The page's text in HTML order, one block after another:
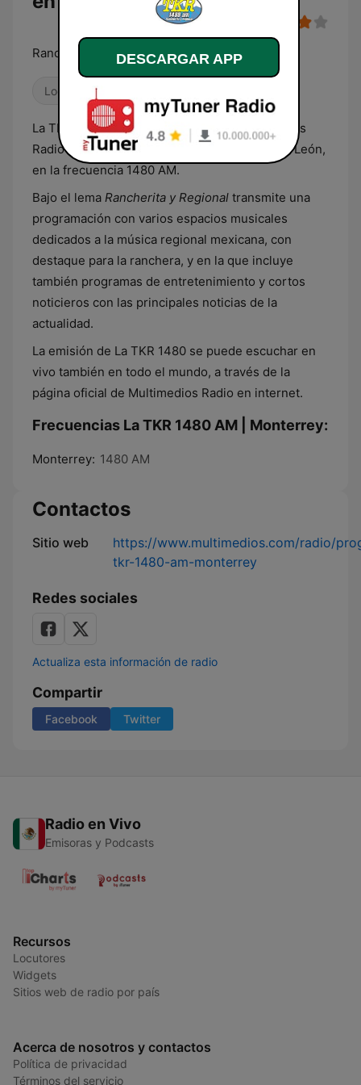
Rancherita y Regional
Locales
La TKR es una estación de radio de Multimedios
Radio que transmite desde Monterrey, Nuevo León,
en la frecuencia 1480 AM.
Bajo el lema Rancherita y Regional transmite una
programación con varios espacios musicales
dedicados a la música regional mexicana, con
destaque para la ranchera, y en la que incluye
también programas de entretenimiento y cortos
noticieros con las principales noticias de la
actualidad.
La emisión de La TKR 1480 se puede escuchar en
vivo también en todo el mundo, a través de la
página oficial de Multimedios Radio en internet.
Frecuencias La TKR 1480 AM | Monterrey:
Monterrey: 1480 AM
Contactos
Sitio web
https://www.multimedios.com/radio/
tkr-1480-am-monterrey
Redes sociales
Actualiza esta información de radio
Compartir
Facebook Twitter
Radio en Vivo
Emisoras y Podcasts
Recursos
Locutores
Widgets
Sitios web de radio por país
Acerca de nosotros y contactos
Política de privacidad
Términos del servicio
DESCARGAR APP